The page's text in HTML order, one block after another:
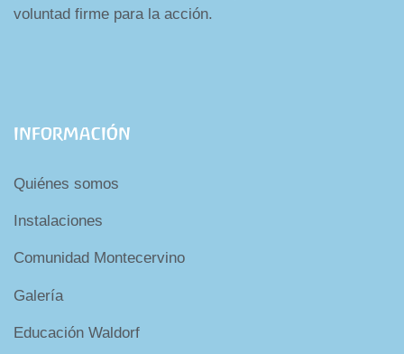
voluntad firme para la acción.
INFORMACIÓN
Quiénes somos
Instalaciones
Comunidad Montecervino
Galería
Educación Waldorf